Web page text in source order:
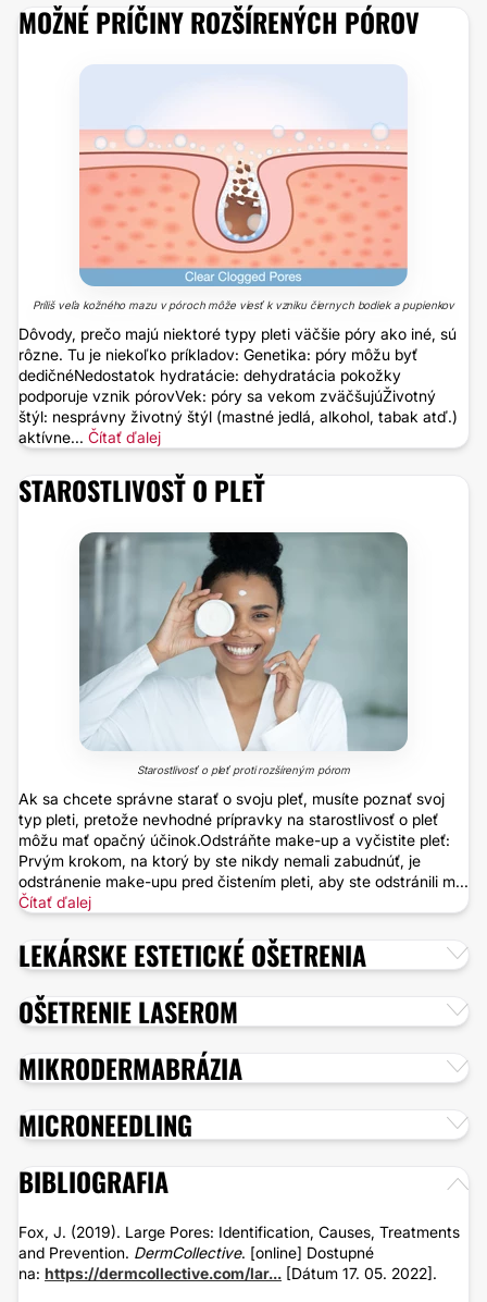
MOŽNÉ PRÍČINY ROZŠÍRENÝCH PÓROV
Príliš veľa kožného mazu v póroch môže viesť k vzniku čiernych bodiek a pupienkov
Dôvody, prečo majú niektoré typy pleti väčšie póry ako iné, sú
rôzne. Tu je niekoľko príkladov: Genetika: póry môžu byť
dedičnéNedostatok hydratácie: dehydratácia pokožky
podporuje vznik pórovVek: póry sa vekom zväčšujúŽivotný
štýl: nesprávny životný štýl (mastné jedlá, alkohol, tabak atď.)
aktívne... Čítať ďalej
STAROSTLIVOSŤ O PLEŤ
Starostlivosť o pleť proti rozšíreným pórom
Ak sa chcete správne starať o svoju pleť, musíte poznať svoj
typ pleti, pretože nevhodné prípravky na starostlivosť o pleť
môžu mať opačný účinok.Odstráňte make-up a vyčistite pleť:
Prvým krokom, na ktorý by ste nikdy nemali zabudnúť, je
odstránenie make-upu pred čistením pleti, aby ste odstránili m...
Čítať ďalej
LEKÁRSKE ESTETICKÉ OŠETRENIA
OŠETRENIE LASEROM
MIKRODERMABRÁZIA
MICRONEEDLING
BIBLIOGRAFIA
Fox, J. (2019). Large Pores: Identification, Causes, Treatments
and Prevention. DermCollective. [online] Dostupné
na: https://dermcollective.com/lar... [Dátum 17. 05. 2022].